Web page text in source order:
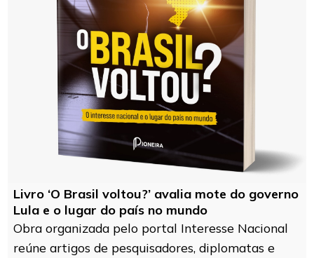
Livro ‘O Brasil voltou?’ avalia mote do governo
Lula e o lugar do país no mundo
Obra organizada pelo portal Interesse Nacional
reúne artigos de pesquisadores, diplomatas e